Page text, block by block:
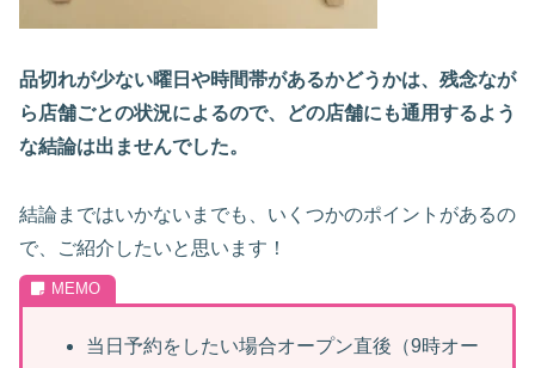
品切れが少ない曜日や時間帯があるかどうかは、残念なが
ら店舗ごとの状況によるので、どの店舗にも通用するよう
な結論は出ませんでした。
結論まではいかないまでも、いくつかのポイントがあるの
で、ご紹介したいと思います！
当日予約をしたい場合オープン直後（9時オー